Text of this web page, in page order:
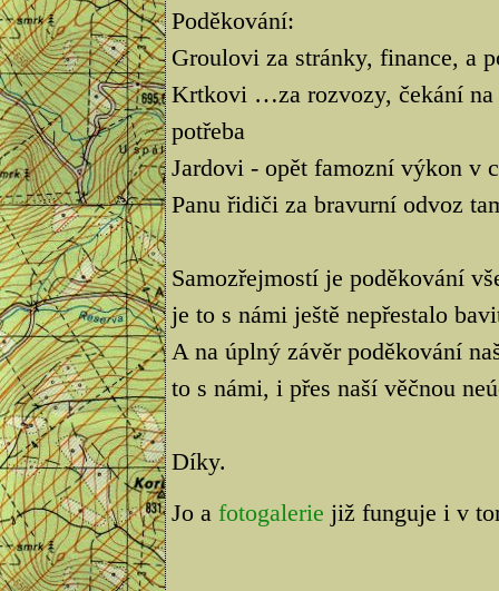
Poděkování:
Groulovi za stránky, finance, a
Krtkovi …za rozvozy, čekání na
potřeba
Jardovi - opět famozní výkon v
Panu řidiči za bravurní odvoz
Samozřejmostí je poděkování
je to s námi ještě nepřestalo
A na úplný závěr poděkování
to s námi, i přes naší věčnou
Díky.
Jo a fotogalerie již funguje i v